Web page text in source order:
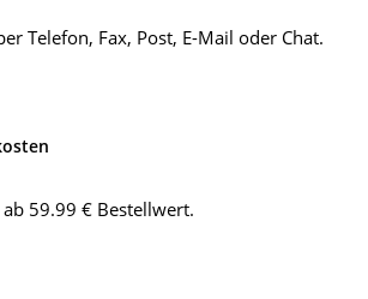
Telefon, Fax, Post, E-Mail oder Chat.
59.99 € Bestellwert.